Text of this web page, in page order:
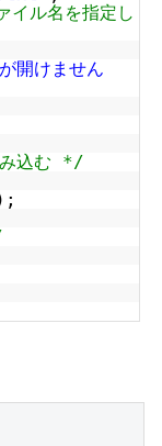
ル名を指定し
開けません
み込む */